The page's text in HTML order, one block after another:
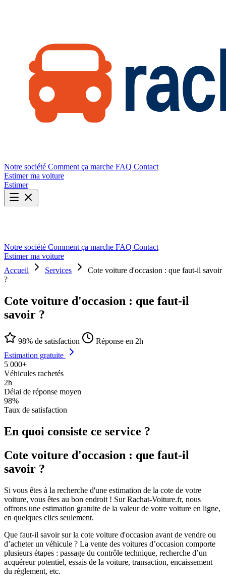
Notre société Comment ça marche FAQ Contact
Estimer ma voiture
Estimer
Notre société Comment ça marche FAQ Contact
Estimer ma voiture
Accueil
Services
Cote voiture d'occasion : que faut-il savoir
?
Cote voiture d'occasion : que faut-il
savoir ?
98% de satisfaction
Réponse en 2h
Estimation gratuite
5 000+
Véhicules rachetés
2h
Délai de réponse moyen
98%
Taux de satisfaction
En quoi consiste ce service ?
Cote voiture d'occasion : que faut-il
savoir ?
Si vous êtes à la recherche d'une estimation de la cote de votre
voiture, vous êtes au bon endroit ! Sur Rachat-Voiture.fr, nous
offrons une estimation gratuite de la valeur de votre voiture en ligne,
en quelques clics seulement.
Que faut-il savoir sur la cote voiture d'occasion avant de vendre ou
d’acheter un véhicule ? La vente des voitures d’occasion comporte
plusieurs étapes : passage du contrôle technique, recherche d’un
acquéreur potentiel, essais de la voiture, transaction, encaissement
du règlement, etc.